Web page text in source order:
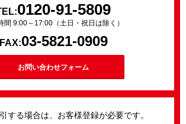
0120-91-5809
間 9:00～17:00（土日・祝日は除く）
FAX:03-5821-0909
お問い合わせフォーム
する場合は、お客様登録が必要です。